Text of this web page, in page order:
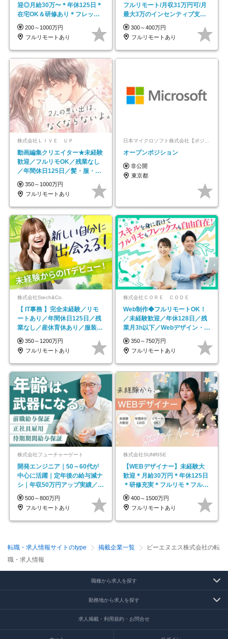
迎◎⽉給30万〜＊年休125⽇＊
在宅OK＆研修あり＊フレック
ス
200～1000万円
フルリモートあり
フルリモート/月収31万円可/月
最大3万のインセンティブ支給/
平均年齢33歳
300～400万円
フルリモートあり
株式会社ＬＩＶＥ ＵＰ
動画編集クリエイター★未経験
歓迎／フルリモOK／残業なし
／年間休日125日／髪・服・ネ
イル自由／研修充実で安心
350～1000万円
フルリモートあり
オープンポジション
非公開
東京都
株式会社Stech&Co.
【 IT事務 】完全未経験／リモ
ートあり／年間休日125日／残
業なし／産休育休あり／服装・
髪型自由／毎年昇給
350～1200万円
フルリモートあり
株式会社ＣＯＲＥ ＣＯＤＥ
Web制作◆フルリモートOK！
／未経験歓迎／年休128日／残
業月3h以下／Webデザイン・
ECサイトやHP制作
350～750万円
フルリモートあり
株式会社フューチャーゲート
開発エンジニア｜50～60代が
中心に活躍｜定年後の給与減ナ
シ｜年収50万円アップ実績／昇
給率92％（直近3年）
500～800万円
フルリモートあり
株式会社SUNRISE
【WEBデザイナー】未経験大
歓迎＊月給30万円＊年休125日
＊研修充実＊フルリモ＊フルフ
レックス＊
400～1500万円
フルリモートあり
転職・求人情報サイトのtype 掲載企業一覧
ビーエヌエス株式会社の転
職・求人情報
職種から求人を探す
勤務地から求人を探す
求人掲載・利用規約・お問合せ